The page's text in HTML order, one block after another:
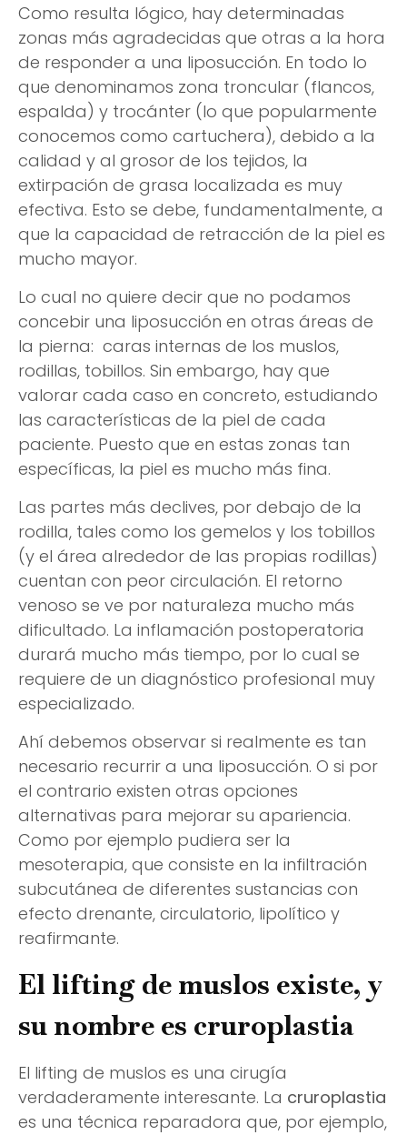
Como resulta lógico, hay determinadas
zonas más agradecidas que otras a la hora
de responder a una liposucción. En todo lo
que denominamos zona troncular (flancos,
espalda) y trocánter (lo que popularmente
conocemos como cartuchera), debido a la
calidad y al grosor de los tejidos, la
extirpación de grasa localizada es muy
efectiva. Esto se debe, fundamentalmente, a
que la capacidad de retracción de la piel es
mucho mayor.
Lo cual no quiere decir que no podamos
concebir una liposucción en otras áreas de
la pierna: caras internas de los muslos,
rodillas, tobillos. Sin embargo, hay que
valorar cada caso en concreto, estudiando
las características de la piel de cada
paciente. Puesto que en estas zonas tan
específicas, la piel es mucho más fina.
Las partes más declives, por debajo de la
rodilla, tales como los gemelos y los tobillos
(y el área alrededor de las propias rodillas)
cuentan con peor circulación. El retorno
venoso se ve por naturaleza mucho más
dificultado. La inflamación postoperatoria
durará mucho más tiempo, por lo cual se
requiere de un diagnóstico profesional muy
especializado.
Ahí debemos observar si realmente es tan
necesario recurrir a una liposucción. O si por
el contrario existen otras opciones
alternativas para mejorar su apariencia.
Como por ejemplo pudiera ser la
mesoterapia, que consiste en la infiltración
subcutánea de diferentes sustancias con
efecto drenante, circulatorio, lipolítico y
reafirmante.
El lifting de muslos existe, y
su nombre es cruroplastia
El lifting de muslos es una cirugía
verdaderamente interesante. La cruroplastia
es una técnica reparadora que, por ejemplo,